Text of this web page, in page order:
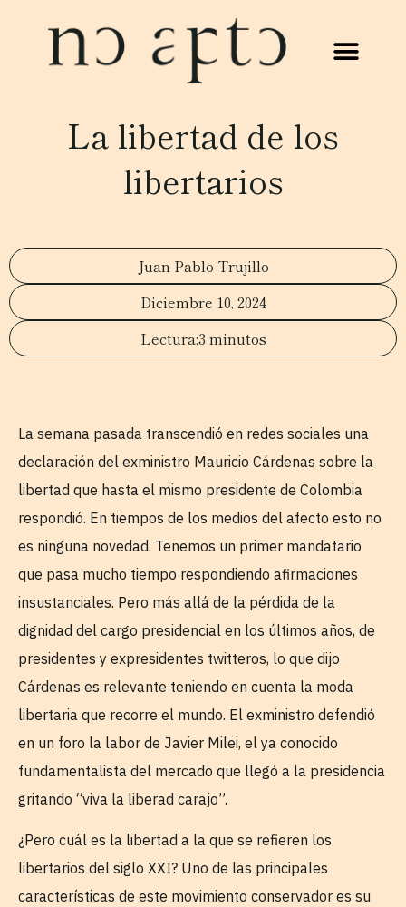
La libertad de los
libertarios
Juan Pablo Trujillo
Diciembre 10, 2024
3 minutos
La semana pasada transcendió en redes sociales una
declaración del exministro Mauricio Cárdenas sobre la
libertad que hasta el mismo presidente de Colombia
respondió. En tiempos de los medios del afecto esto no
es ninguna novedad. Tenemos un primer mandatario
que pasa mucho tiempo respondiendo afirmaciones
insustanciales. Pero más allá de la pérdida de la
dignidad del cargo presidencial en los últimos años, de
presidentes y expresidentes twitteros, lo que dijo
Cárdenas es relevante teniendo en cuenta la moda
libertaria que recorre el mundo. El exministro defendió
en un foro la labor de Javier Milei, el ya conocido
fundamentalista del mercado que llegó a la presidencia
gritando “viva la liberad carajo”.
¿Pero cuál es la libertad a la que se refieren los
libertarios del siglo XXI? Uno de las principales
características de este movimiento conservador es su